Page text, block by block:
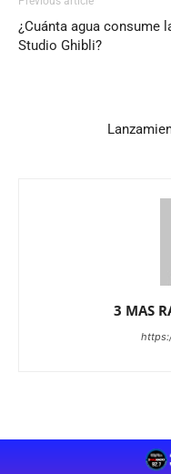
¿Cuánta agua consume
Studio Ghibli?
3 MAS